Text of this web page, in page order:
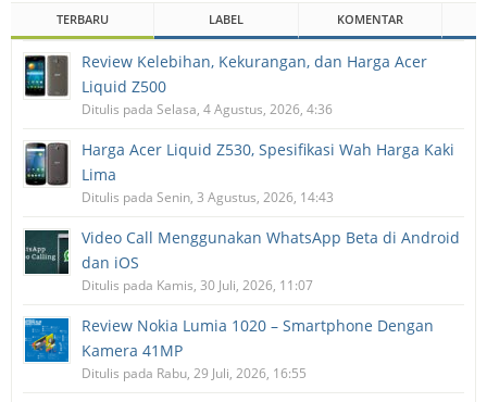
TERBARU LABEL KOMENTAR
Review Kelebihan, Kekurangan, dan Harga Acer
Liquid Z500
Ditulis pada Selasa, 4 Agustus, 2026, 4:36
Harga Acer Liquid Z530, Spesifikasi Wah Harga Kaki
Lima
Ditulis pada Senin, 3 Agustus, 2026, 14:43
Video Call Menggunakan WhatsApp Beta di Android
dan iOS
Ditulis pada Kamis, 30 Juli, 2026, 11:07
Review Nokia Lumia 1020 – Smartphone Dengan
Kamera 41MP
Ditulis pada Rabu, 29 Juli, 2026, 16:55